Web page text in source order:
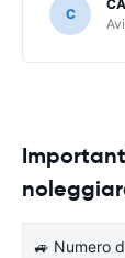
C
🚙 Numero